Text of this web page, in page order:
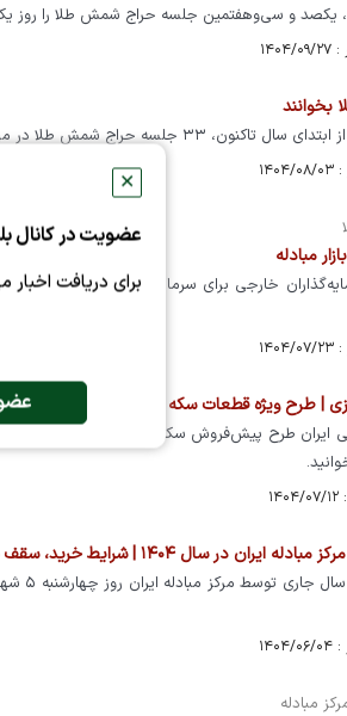
✕
عضویت در کانال
برای دریافت اخبار
جلسه حراج شمش طلا را روز یکشنبه، ۳۰ آذرماه ۱۴۰۴ از ساعت ۱۴ تا ۱۷ برگزار
طلا در مرکز مبادله ایران برگزار شده است.
قطعات سکه ضرب ۱۳۸۶ و جزئیات ثبت‌نام
| شرایط خرید، سقف سفارش و زمان تحویل
مبادله